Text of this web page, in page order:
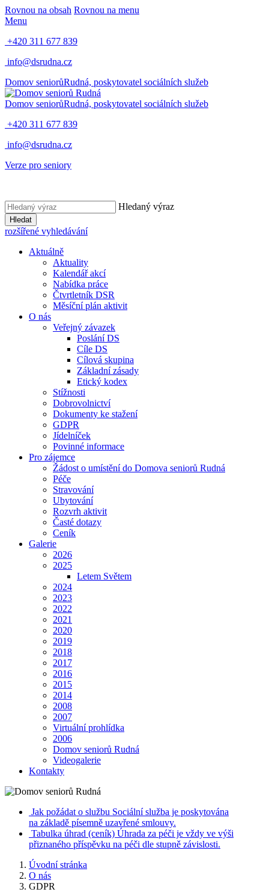
Rovnou na obsah Rovnou na menu
Menu
+420 311 677 839
info@dsrudna.cz
Domov seniorůRudná, poskytovatel sociálních služeb
Domov seniorůRudná, poskytovatel sociálních služeb
+420 311 677 839
info@dsrudna.cz
Verze pro seniory
Hledaný výraz
Hledat
rozšířené vyhledávání
Aktuálně
Aktuality
Kalendář akcí
Nabídka práce
Čtvrtletník DSR
Měsíční plán aktivit
O nás
Veřejný závazek
Poslání DS
Cíle DS
Cílová skupina
Základní zásady
Etický kodex
Stížnosti
Dobrovolnictví
Dokumenty ke stažení
GDPR
Jídelníček
Povinné informace
Pro zájemce
Žádost o umístění do Domova seniorů Rudná
Péče
Stravování
Ubytování
Rozvrh aktivit
Časté dotazy
Ceník
Galerie
2026
2025
Letem Světem
2024
2023
2022
2021
2020
2019
2018
2017
2016
2015
2014
2008
2007
Virtuální prohlídka
2006
Domov seniorů Rudná
Videogalerie
Kontakty
Jak požádat o službu Sociální služba je poskytována
na základě písemně uzavřené smlouvy.
Tabulka úhrad (ceník) Úhrada za péči je vždy ve výši
přiznaného příspěvku na péči dle stupně závislosti.
Úvodní stránka
O nás
GDPR